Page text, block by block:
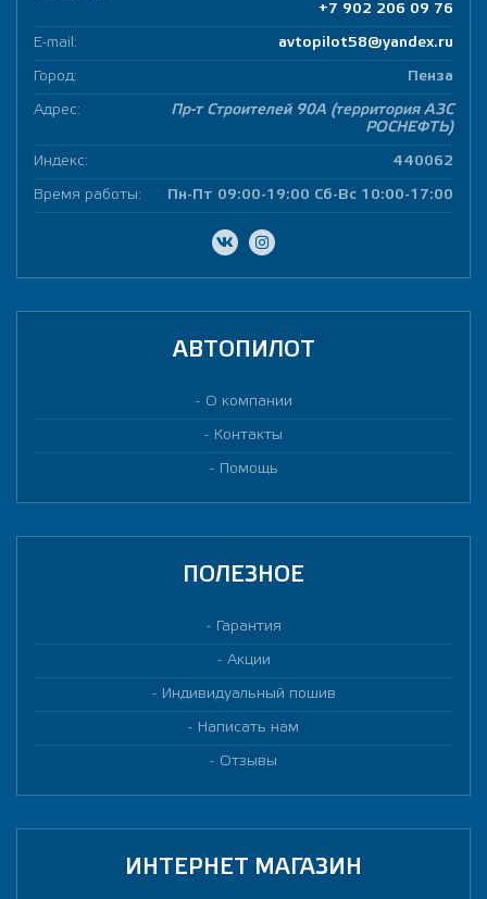
+7 902 206 09 76
E-mail: avtopilot58@yandex.ru
Город: Пенза
Адрес:
Пр-т Строителей 90А (территория АЗС
РОСНЕФТЬ)
Индекс: 440062
Время работы: Пн-Пт 09:00-19:00 Сб-Вс 10:00-17:00
АВТОПИЛОТ
О компании
Контакты
Помощь
ПОЛЕЗНОЕ
Гарантия
Акции
Индивидуальный пошив
Написать нам
Отзывы
ИНТЕРНЕТ МАГАЗИН